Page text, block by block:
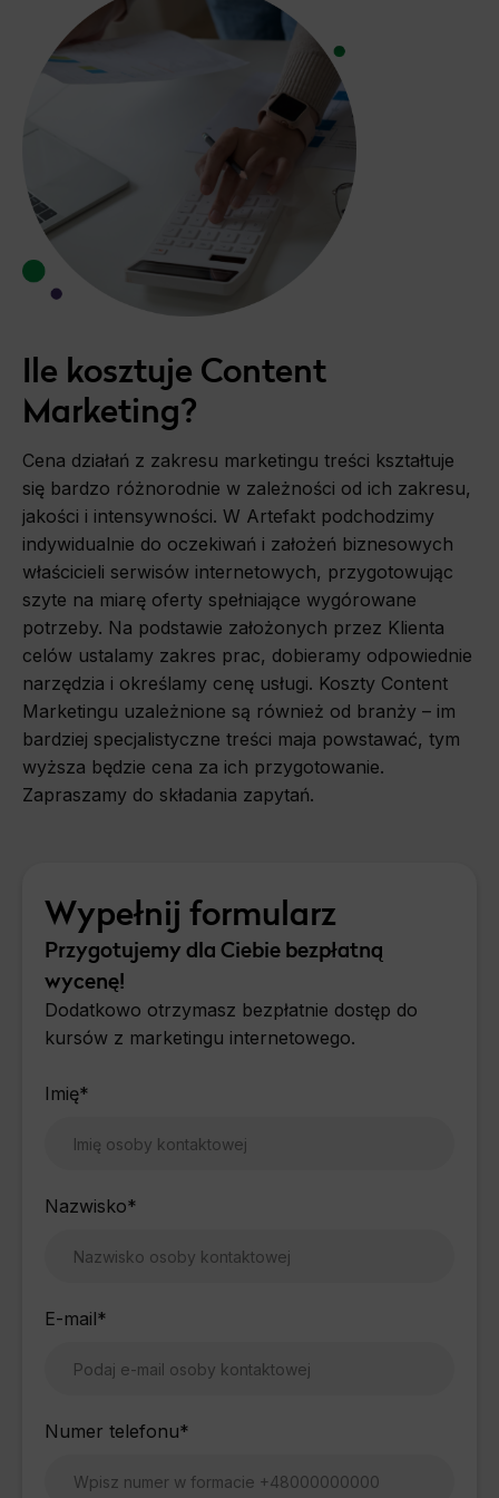
Ile kosztuje Content
Marketing?
Cena działań z zakresu marketingu treści kształtuje
się bardzo różnorodnie w zależności od ich zakresu,
jakości i intensywności. W Artefakt podchodzimy
indywidualnie do oczekiwań i założeń biznesowych
właścicieli serwisów internetowych, przygotowując
szyte na miarę oferty spełniające wygórowane
potrzeby. Na podstawie założonych przez Klienta
celów ustalamy zakres prac, dobieramy odpowiednie
narzędzia i określamy cenę usługi. Koszty Content
Marketingu uzależnione są również od branży – im
bardziej specjalistyczne treści maja powstawać, tym
wyższa będzie cena za ich przygotowanie.
Zapraszamy do składania zapytań.
Wypełnij formularz
Przygotujemy dla Ciebie bezpłatną
wycenę!
Dodatkowo otrzymasz bezpłatnie dostęp do
kursów z marketingu internetowego.
Imię*
Nazwisko*
E-mail*
Numer telefonu*